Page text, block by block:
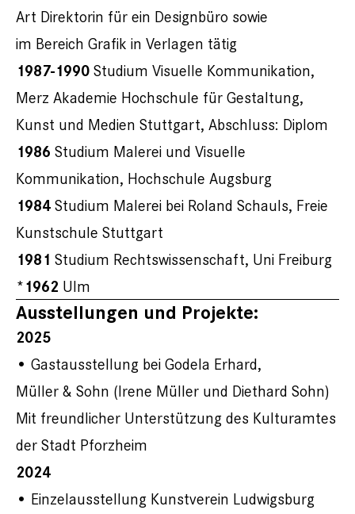
Art Direktorin für ein Designbüro sowie
im Bereich Grafik in Verlagen tätig
1987-1990Studium Visuelle Kommunikation,
Merz Akademie Hochschule für Gestaltung,
Kunst und Medien Stuttgart, Abschluss: Diplom
1986 Studium Malerei und Visuelle
Kommunikation, Hochschule Augsburg
1984Studium Malerei bei Roland Schauls, Freie
Kunstschule Stuttgart
1981 Studium Rechtswissenschaft, Uni Freiburg
*1962 Ulm
Ausstellungen und Projekte:
2025
• Gastausstellung bei Godela Erhard,
Müller & Sohn (Irene Müller und Diethard Sohn)
Mit freundlicher Unterstützung des Kulturamtes
der Stadt Pforzheim
2024
• Einzelausstellung Kunstverein Ludwigsburg